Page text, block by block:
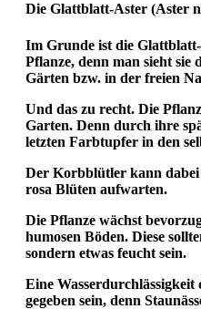
Die Glattblatt-Aster (Aster
Im Grunde ist die
Pflanze, denn man sieht sie
Gärten bzw. in der freien
Und das zu recht. Die
Garten. Denn durch ihre
letzten Farbtupfer in den
Der Korbblütler kann dabei
rosa Blüten aufwarten.
Die Pflanze wächst
humosen Böden. Diese
sondern etwas feucht sein.
Eine Wasserdurchlässigkeit
gegeben sein, denn